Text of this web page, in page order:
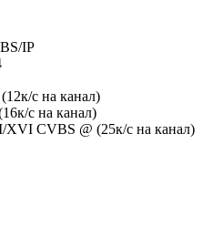
IP
с на канал)
с на канал)
CVBS @ (25к/с на канал)